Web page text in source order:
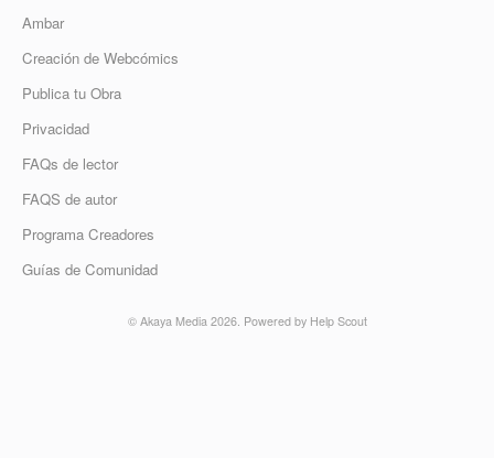
Ambar
Creación de Webcómics
Publica tu Obra
Privacidad
FAQs de lector
FAQS de autor
Programa Creadores
Guías de Comunidad
© Akaya Media2026. Powered by Help Scout